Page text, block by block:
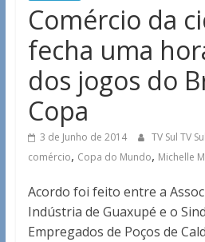
Guaxupé
região.
Comércio da
fecha uma
dos jogos do
Copa
3 de Junho de 2014 TV Sul TV Sul
comércio, Copa do Mundo, Michelle
Acordo foi feito entre a
Indústria de Guaxupé e o
Empregados de Poços de